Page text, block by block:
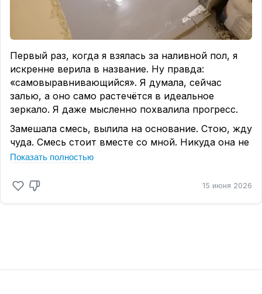
#Протвино #Серпухов
Первый раз, когда я взялась за наливной пол, я
искренне верила в название. Ну правда:
«самовыравнивающийся». Я думала, сейчас
залью, а оно само растечётся в идеальное
зеркало. Я даже мысленно похвалила прогресс.
Замешала смесь, вылила на основание. Стою, жду
чуда. Смесь стоит вместе со мной. Никуда она не
течёт, не растекается. Тогда до меня дошло:
всё сделает». Это значит «помоги мне, я не
С тех пор я знаю: наливной пол — отличная
Показать полностью
15 июня 2026